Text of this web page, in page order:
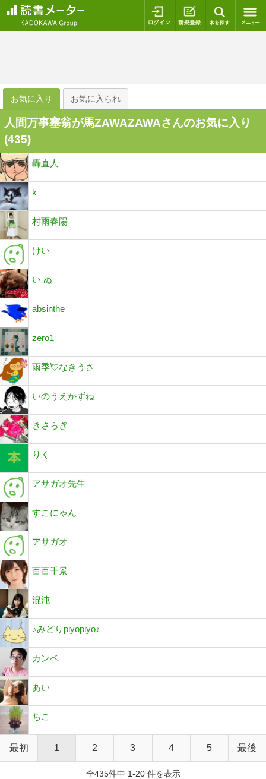
ログイン 新規登録
お気に入り お気に入られ
人間万事塞翁が馬ZAWAZAWAさんのお気に入り
(435)
轟直人
k
村雨春陽
けい
い ぬ
absinthe
zero1
雨季💘なきうさ
いのうえかずね
きさらぎ
りく
アサガオ先生
すこにゃん
アサガオ
百百千景
混沌
♪みどりpiyopiyo♪
カンベ
あい
ちこ
最初 1 2 3 4 5 最後
全435件中 1-20 件を表示